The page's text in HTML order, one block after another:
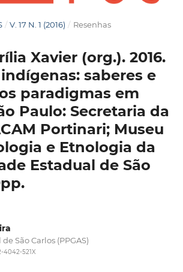
/ V. 17 N. 1 (2016) / Resenhas
Xavier (org.). 2016.
saberes e
paradigmas em
Paulo: Secretaria da
Portinari; Museu
e Etnologia da
Estadual de São
São Carlos (PPGAS)
4042-521X